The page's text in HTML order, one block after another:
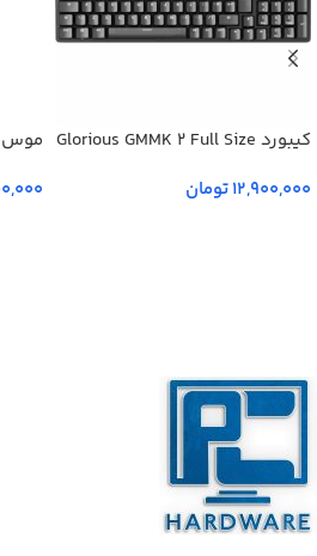
کیبورد Glorious GMMK 2 Full Size
12,900,000تومان